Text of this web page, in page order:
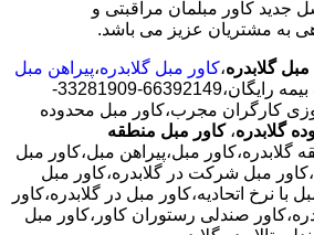
جدید کاور مبلمان مراقبتی و
به مشتریان عزیز می باشد.
مبل گلابدره،کاور مبل گلابدره،پیراهن مبل
30 در صد تخفیف بیمه رایگان،66392149-33281909-
روزی کارگران مجرب،کاور مبل محدوده
گلابدره، کاور مبل منطقه
گلابدره،کاور مبل،پیراهن مبل،کاور مبل
مبل شرکت در گلابدره،کاور مبل
با نرخ اتحادیه،کاور مبل در گلابدره،کاور
صندلی رستوران کاور،کاور مبل